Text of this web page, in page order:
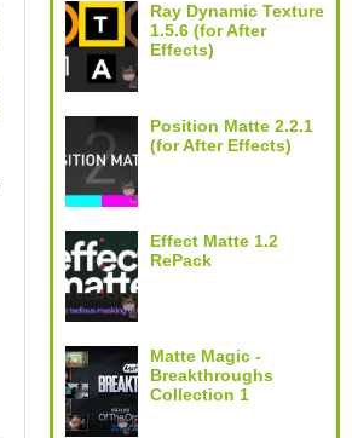
Ray Dynamic Texture
1.5.6 (for After
Effects)
Position Matte 2.2.1
(for After Effects)
Effect Matte 1.2
RePack
Matte Magic -
Breakthroughs
Collection 1